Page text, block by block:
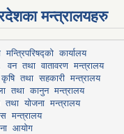
मन्त्रालयहरु
मुख्यमन्त्री तथा मन्त्रिपरिषद्को कार्यालय
वन तथा वातावरण मन्त्रालय
तथा सहकारी मन्त्रालय
आन्तरिक मामिला तथा कानुन मन्त्रालय
आर्थिक मामिला तथा योजना मन्त्रालय
मन्त्रालय
नीति तथा योजना आयोग